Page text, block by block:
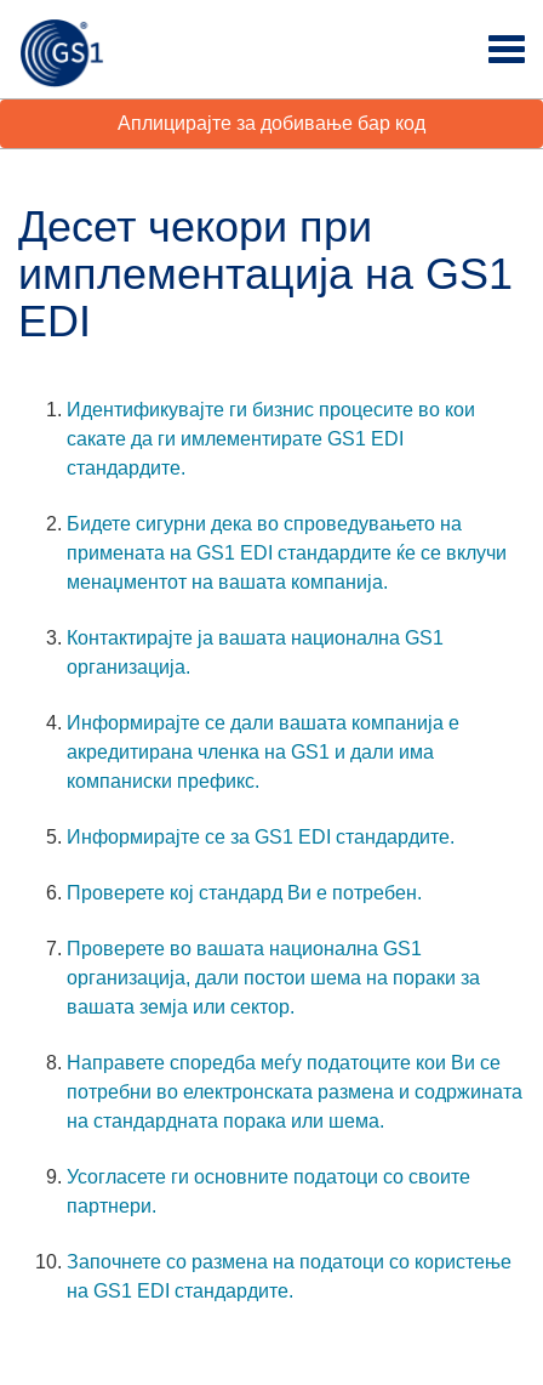
Аплицирајте за добивање бар код
Десет чекори при
имплементација на GS1
EDI
Идентификувајте ги бизнис процесите во кои
сакате да ги имлементирате GS1 EDI
стандардите.
Бидете сигурни дека во спроведувањето на
примената на GS1 EDI стандардите ќе се вклучи
менаџментот на вашата компанија.
Контактирајте ја вашата национална GS1
организација.
Информирајте се дали вашата компанија е
акредитирана членка на GS1 и дали има
компаниски префикс.
Информирајте се за GS1 EDI стандардите.
Проверете кој стандард Ви е потребен.
Проверете во вашата национална GS1
организација, дали постои шема на пораки за
вашата земја или сектор.
Направете споредба меѓу податоците кои Ви се
потребни во електронската размена и содржината
на стандардната порака или шема.
Усогласете ги основните податоци со своите
партнери.
Започнете со размена на податоци со користење
на GS1 EDI стандардите.